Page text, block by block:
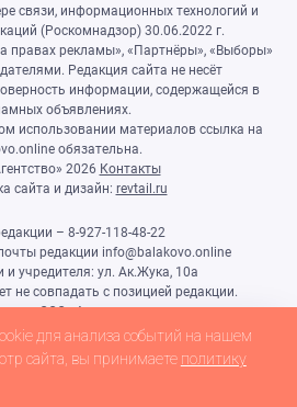
связи, информационных технологий и
(Роскомнадзор) 30.06.2022 г.
правах рекламы», «Партнёры», «Выборы»
Редакция сайта не несёт
информации, содержащейся в
объявлениях.
использовании материалов ссылка на
обязательна.
2026 Контакты
сайта и дизайн: revtail.ru
– 8-927-118-48-22
редакции info@balakovo.online
и учредителя: ул. Ак.Жука, 10а
не совпадать с позицией редакции.
ООО «Агентство»
Ивлиева Н.Н.
может содержать материалы 18+
для анализа событий на нашем
сайта, вы принимаете политику